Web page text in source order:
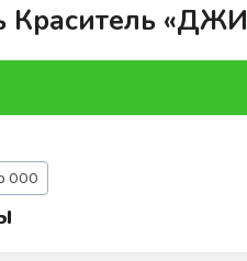
Краситель
ООО